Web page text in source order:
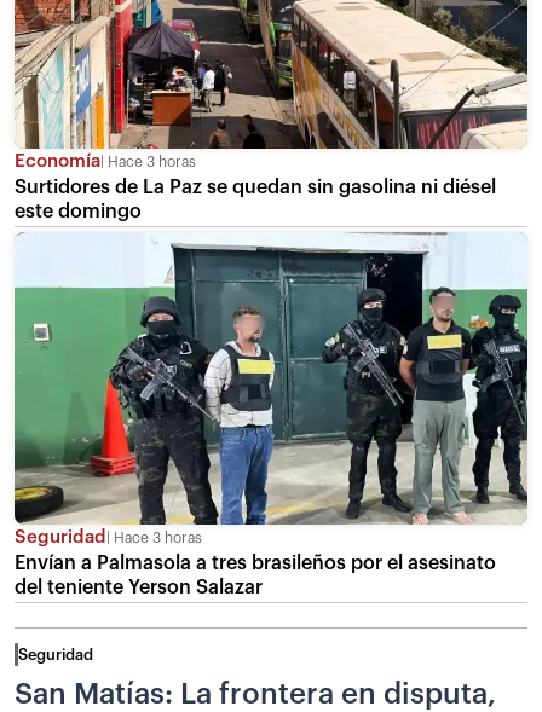
Economía Hace 3 horas
Surtidores de La Paz se quedan sin gasolina ni diésel
este domingo
Seguridad Hace 3 horas
Envían a Palmasola a tres brasileños por el asesinato
del teniente Yerson Salazar
Seguridad
San Matías: La frontera en disputa,